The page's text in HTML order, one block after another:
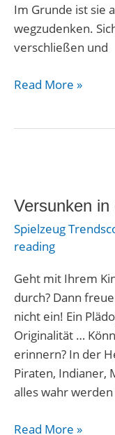
Im Grunde ist sie
wegzudenken.
verschließen und
Read More »
Versunken
Spielzeug
reading
Geht mit Ihrem
durch? Dann
nicht ein! Ein
Originalität …
erinnern? In der
Piraten, Indianer,
alles wahr
eine
andere
Welt
Read More »